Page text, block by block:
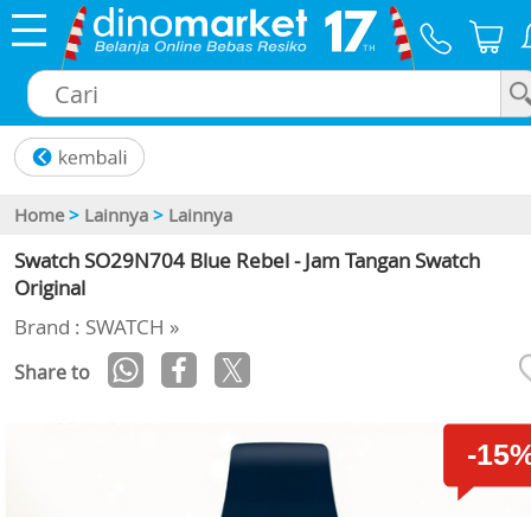
Home > Lainnya > Lainnya
Swatch SO29N704 Blue Rebel - Jam Tangan Swatch
Original
Brand : SWATCH »
Share to
-